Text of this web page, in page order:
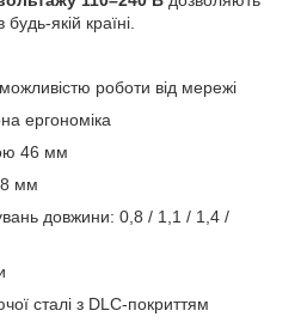
якій країні.
роботи від мережі
ергономіка
46 мм
мм
довжини: 0,8 / 1,1 / 1,4 /
сталі з DLC-покриттям